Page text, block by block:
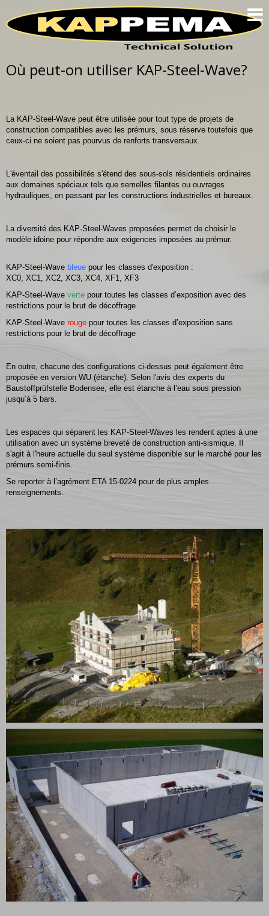
ACCUEIL PRODUITS TECHNOLOGIE
ENCORE DES QUESTIONS? FAQ
Où peut-on utiliser KAP-Steel-Wave?
La KAP-Steel-Wave peut être utilisée pour tout type de projets de
construction compatibles avec les prémurs, sous réserve toutefois que
ceux-ci ne soient pas pourvus de renforts transversaux.
L'éventail des possibilités s'étend des sous-sols résidentiels ordinaires
aux domaines spéciaux tels que semelles filantes ou ouvrages
hydrauliques, en passant par les constructions industrielles et bureaux.
La diversité des KAP-Steel-Waves proposées permet de choisir le
modèle idoine pour répondre aux exigences imposées au prémur.
KAP-Steel-Wave bleue pour les classes d'exposition :
XC0, XC1, XC2, XC3, XC4, XF1, XF3
KAP-Steel-Wave verte pour toutes les classes d’exposition avec des
restrictions pour le brut de décoffrage
KAP-Steel-Wave rouge pour toutes les classes d’exposition sans
restrictions pour le brut de décoffrage
En outre, chacune des configurations ci-dessus peut également être
proposée en version WU (étanche). Selon l'avis des experts du
Baustoffprüfstelle Bodensee, elle est étanche à l’eau sous pression
jusqu’à 5 bars.
Les espaces qui séparent les KAP-Steel-Waves les rendent aptes à une
utilisation avec un système breveté de construction anti-sismique. Il
s'agit à l'heure actuelle du seul système disponible sur le marché pour les
prémurs semi-finis.
Se reporter à l’agrément ETA 15-0224 pour de plus amples
renseignements.